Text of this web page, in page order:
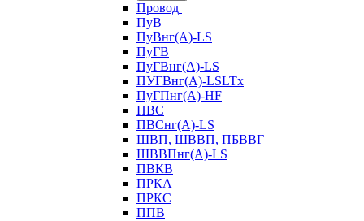
Провод
ПуВ
ПуВнг(А)-LS
ПуГВ
ПуГВнг(А)-LS
ПУГВнг(А)-LSLTx
ПуГПнг(А)-HF
ПВС
ПВСнг(А)-LS
ШВП, ШВВП, ПБВВГ
ШВВПнг(А)-LS
ПВКВ
ПРКА
ПРКС
ППВ